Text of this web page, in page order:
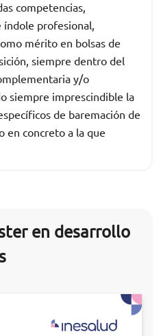
competencias,
índole profesional,
mérito en bolsas de
siempre dentro del
y/o
siempre imprescindible la
de baremación de
en concreto a la que
en desarrollo